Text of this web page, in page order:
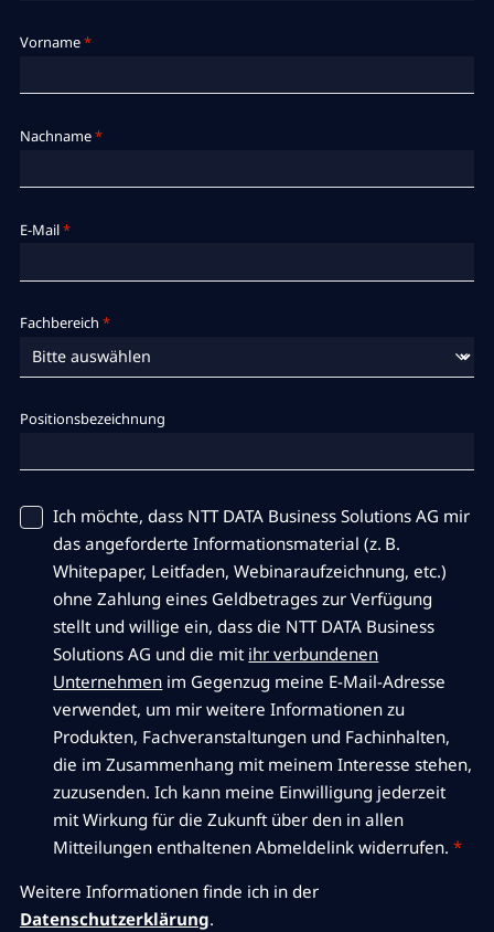
Vorname*
Nachname*
E-Mail*
Fachbereich *
Positionsbezeichnung
Ich möchte, dass NTT DATA Business Solutions AG mir
das angeforderte Informationsmaterial (z. B.
Whitepaper, Leitfaden, Webinaraufzeichnung, etc.)
ohne Zahlung eines Geldbetrages zur Verfügung
stellt und willige ein, dass die NTT DATA Business
Solutions AG und die mit ihr verbundenen
Unternehmen im Gegenzug meine E-Mail-Adresse
verwendet, um mir weitere Informationen zu
Produkten, Fachveranstaltungen und Fachinhalten,
die im Zusammenhang mit meinem Interesse stehen,
zuzusenden. Ich kann meine Einwilligung jederzeit
mit Wirkung für die Zukunft über den in allen
Mitteilungen enthaltenen Abmeldelink widerrufen. *
Weitere Informationen finde ich in der
Datenschutzerklärung.